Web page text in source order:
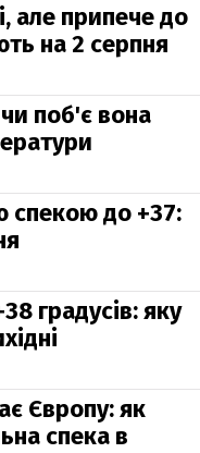
але припече до
на 2 серпня
поб'є вона
спекою до +37:
градусів: яку
Європу: як
спека в